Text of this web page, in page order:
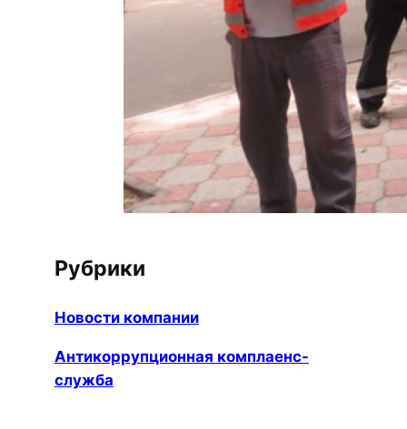
Рубрики
Новости компании
Антикоррупционная комплаенс-
служба